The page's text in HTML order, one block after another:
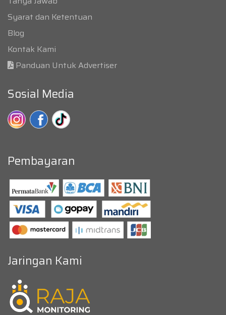
Syarat dan Ketentuan
Blog
Kontak Kami
Panduan Untuk Advertiser
Sosial Media
Pembayaran
Jaringan Kami